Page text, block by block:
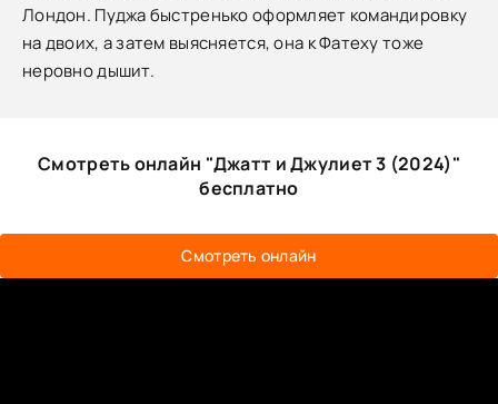
Лондон. Пуджа быстренько оформляет командировку
на двоих, а затем выясняется, она к Фатеху тоже
неровно дышит.
Смотреть онлайн "Джатт и Джулиет 3 (2024)"
бесплатно
Смотреть онлайн